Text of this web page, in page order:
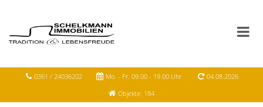
0361 / 24036202 Mo. - Fr. 09.00 - 19.00 Uhr
04.08.2026
Objekte: 184